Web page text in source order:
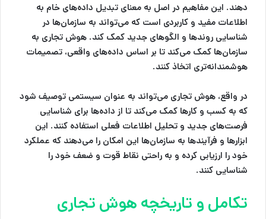
دهند. این مفاهیم در اصل به معنای تبدیل داده‌های خام به
اطلاعات مفید و کاربردی است که می‌تواند به سازمان‌ها در
شناسایی روندها و الگوهای جدید کمک کند. هوش تجاری به
سازمان‌ها کمک می‌کند تا بر اساس داده‌های واقعی، تصمیمات
هوشمندانه‌تری اتخاذ کنند.
در واقع، هوش تجاری می‌تواند به عنوان سیستمی توصیف شود
که به کسب و کارها کمک می‌کند تا از داده‌ها برای شناسایی
فرصت‌های جدید و تحلیل اطلاعات فعلی استفاده کنند. این
ابزارها و فرآیندها به سازمان‌ها این امکان را می‌دهند که عملکرد
خود را ارزیابی کرده و به راحتی نقاط قوت و ضعف خود را
شناسایی کنند.
تکامل و تاریخچه هوش تجاری